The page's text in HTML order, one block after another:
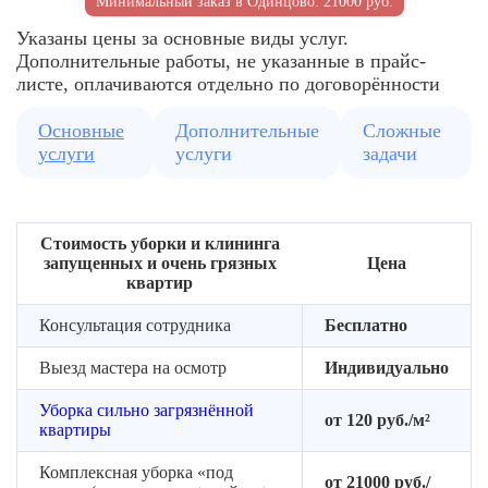
удобное
время
уборки
Формируем
команду
клинеров
Подбираем
средства
и
оборудование
загрязнений
внутри
помещений
Указаны цены за основные виды услуг.
Дополнительные работы, не указанные в прайс-
листе, оплачиваются отдельно по договорённости
Основные
услуги
Дополнительные
услуги
Сложные
задачи
Стоимость уборки и клининга
запущенных и очень грязных
квартир
Цена
Консультация сотрудника Бесплатно
Выезд мастера на осмотр Индивидуально
Уборка сильно загрязнённой
квартиры
от 120 руб./м²
Комплексная уборка «под
от 21000 руб./